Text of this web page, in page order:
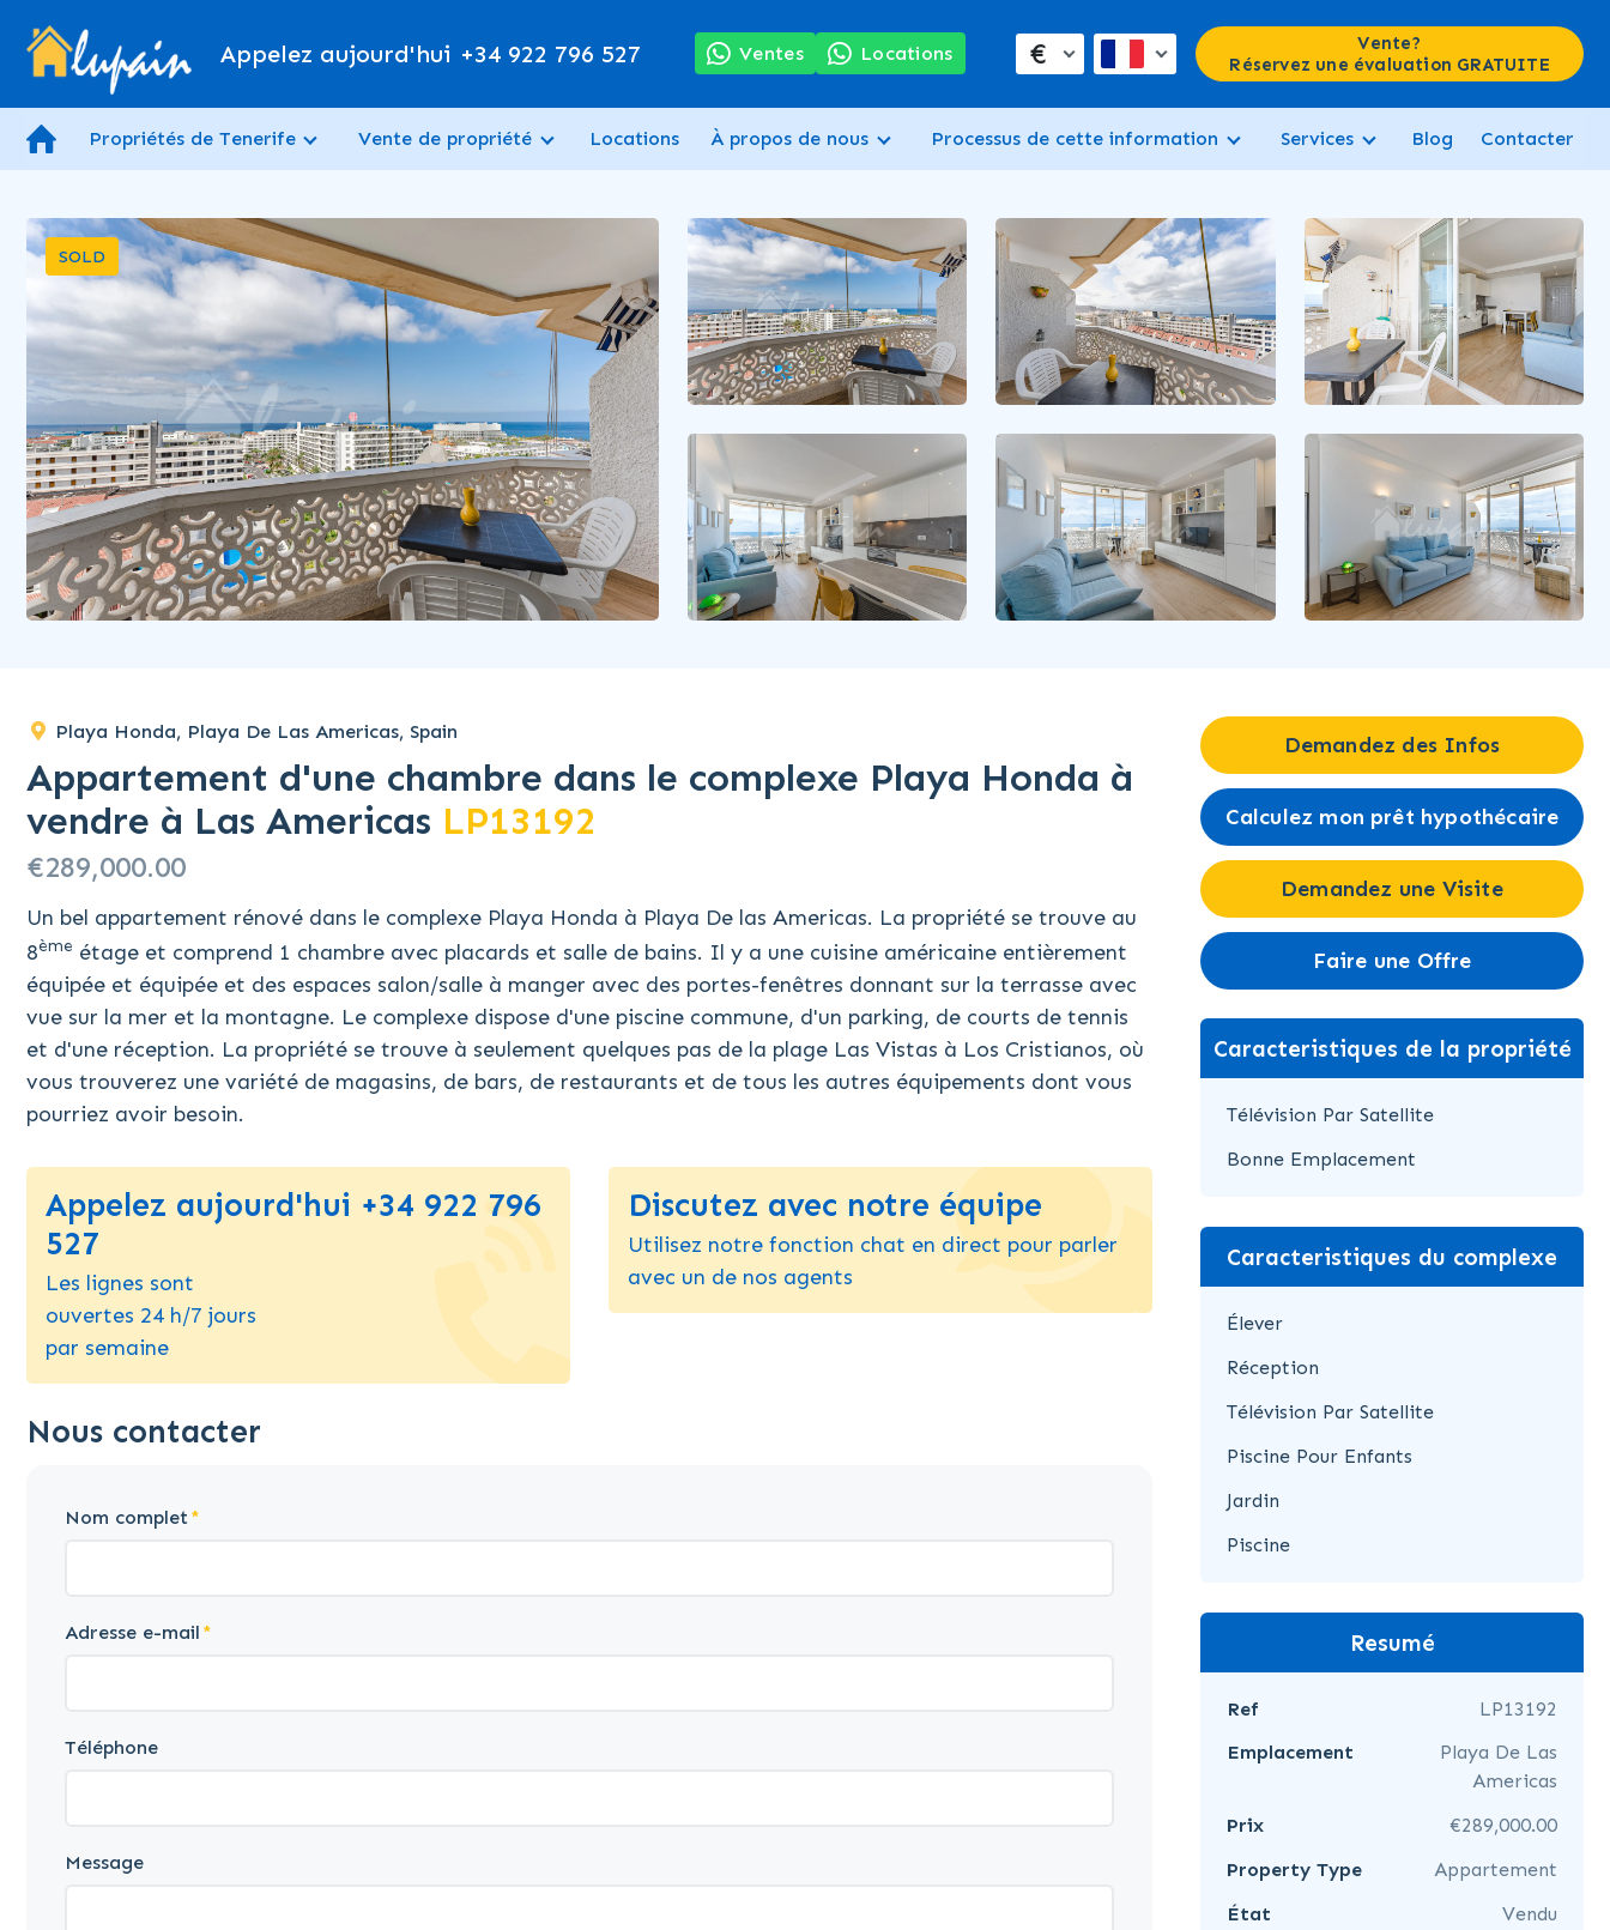
Appelez aujourd'hui +34 922 796 527 Ventes Locations €
Vente?
Réservez une évaluation GRATUITE
Propriétés de Tenerife Vente de propriété Locations À propos de nous Processus de cette information Services Blog Contacter
SOLD
Playa Honda, Playa De Las Americas, Spain
Appartement d'une chambre dans le complexe Playa Honda à
vendre à Las Americas LP13192
€289,000.00
Un bel appartement rénové dans le complexe Playa Honda à Playa De las Americas. La propriété se trouve au
8ème étage et comprend 1 chambre avec placards et salle de bains. Il y a une cuisine américaine entièrement
équipée et équipée et des espaces salon/salle à manger avec des portes-fenêtres donnant sur la terrasse avec
vue sur la mer et la montagne. Le complexe dispose d'une piscine commune, d'un parking, de courts de tennis
et d'une réception. La propriété se trouve à seulement quelques pas de la plage Las Vistas à Los Cristianos, où
vous trouverez une variété de magasins, de bars, de restaurants et de tous les autres équipements dont vous
pourriez avoir besoin.
Appelez aujourd'hui +34 922 796
527
Les lignes sont
ouvertes 24 h/7 jours
par semaine
Discutez avec notre équipe
Utilisez notre fonction chat en direct pour parler
avec un de nos agents
Nous contacter
Nom complet
Adresse e-mail
Téléphone
Message
Demandez des Infos
Calculez mon prêt hypothécaire
Demandez une Visite
Faire une Offre
Caracteristiques de la propriété
Télévision Par Satellite
Bonne Emplacement
Caracteristiques du complexe
Élever
Réception
Télévision Par Satellite
Piscine Pour Enfants
Jardin
Piscine
Resumé
Ref
LP13192
Emplacement
Playa De Las
Americas
Prix
€289,000.00
Property Type
Appartement
État
Vendu